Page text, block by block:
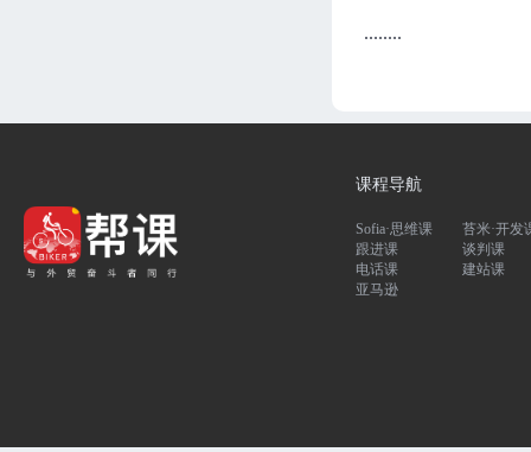
........
课程导航
Sofia·思维课
苔米·开发
跟进课
谈判课
电话课
建站课
亚马逊